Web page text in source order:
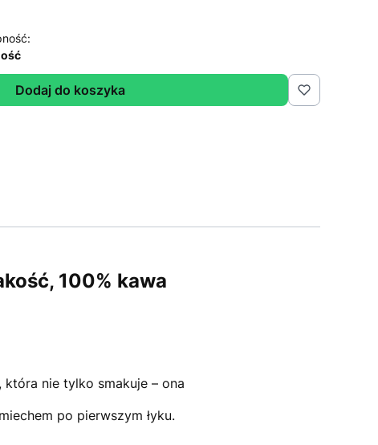
Dodaj do koszyka
100% kawa
nie tylko smakuje – ona
po pierwszym łyku.